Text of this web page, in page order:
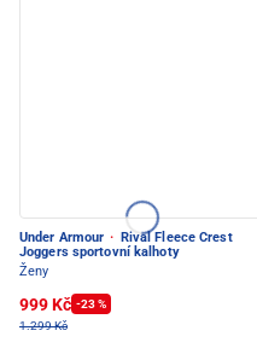
Under Armour ·
Rival Fleece Crest
Joggers sportovní kalhoty
Ženy
999 Kč -23 %
1.299 Kč